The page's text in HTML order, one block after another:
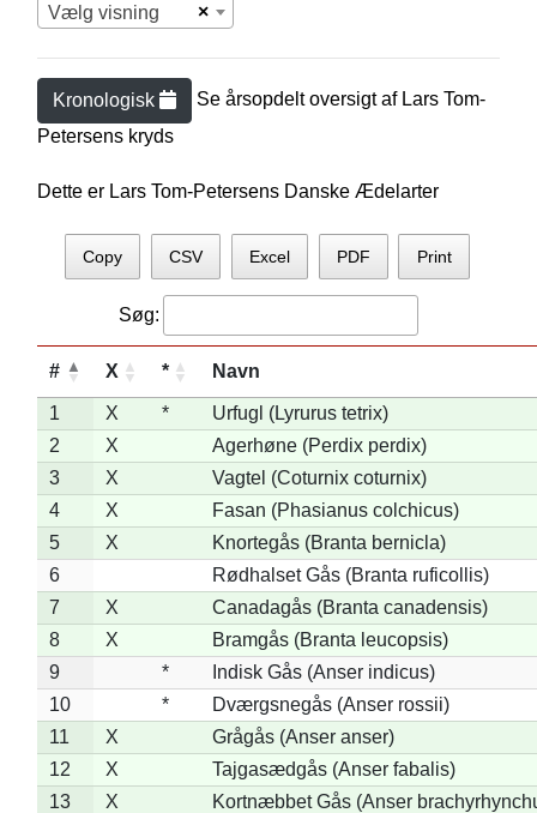
×
Vælg visning
Kronologisk Se årsopdelt oversigt af Lars Tom-
Petersens kryds
Dette er Lars Tom-Petersens Danske Ædelarter
Copy CSV Excel PDF Print
Søg:
# X * Navn
1 X *
Urfugl (Lyrurus tetrix)
2
X
Agerhøne (Perdix perdix)
3
X
Vagtel (Coturnix coturnix)
4
X
Fasan (Phasianus colchicus)
5
X
Knortegås (Branta bernicla)
6
Rødhalset Gås (Branta ruficollis)
7
X
Canadagås (Branta canadensis)
8
X
Bramgås (Branta leucopsis)
9
*
Indisk Gås (Anser indicus)
10
*
Dværgsnegås (Anser rossii)
11
X
Grågås (Anser anser)
12
X
Tajgasædgås (Anser fabalis)
13
X
Kortnæbbet Gås (Anser